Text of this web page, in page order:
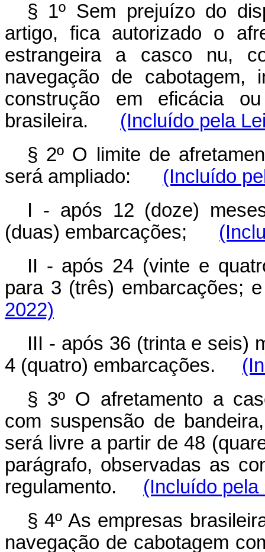
§ 1º Sem prejuízo do
artigo, fica autorizado o
estrangeira a casco nu,
navegação de cabotagem,
construção em eficácia
brasileira. (Incluído pela
§ 2º O limite de
será ampliado: (Incluído
I - após 12 (doze)
(duas) embarcações;
II - após 24 (vinte e
para 3 (três)
2022)
III - após 36 (trinta e seis)
4 (quatro) embarcações.
§ 3º O afretamento a
com suspensão de
será livre a partir de 48
parágrafo, observadas as
regulamento. (Incluído pela
§ 4º As empresas
navegação de cabotagem